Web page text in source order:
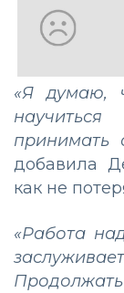
«Я думаю,
принимать
добавила
как не
«Работа